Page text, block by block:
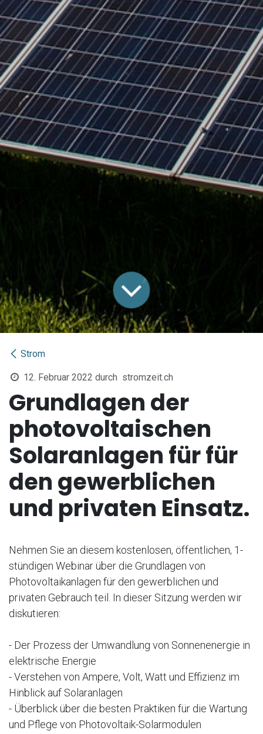
Strom
12. Februar 2022 durch stromzeit.ch
Grundlagen der
photovoltaischen
Solaranlagen für für
den gewerblichen
und privaten Einsatz.
Nehmen Sie an diesem kostenlosen, öffentlichen, 1-
stündigen Webinar über die Grundlagen von
Photovoltaikanlagen für den gewerblichen und
privaten Gebrauch teil. In dieser Sitzung werden wir
diskutieren:
- Der Prozess der Umwandlung von Sonnenenergie in
elektrische Energie
- Verstehen von Ampere, Volt, Watt und Effizienz im
Hinblick auf Solaranlagen
- Überblick über die besten Praktiken für die Wartung
und Pflege von Photovoltaik-Solarmodulen